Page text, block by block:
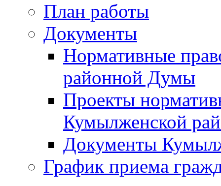
План работы
Документы
Нормативные
районной Думы
Проекты
Кумылженской
Документы
График приема